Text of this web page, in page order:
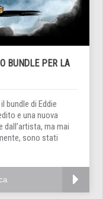
BUNDLE PER LA
bundle di Eddie
e una nuova
dall’artista, ma mai
sono stati